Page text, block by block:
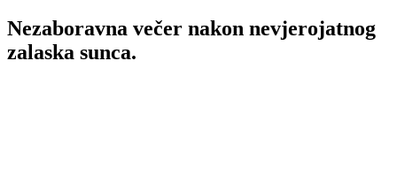
Nezaboravna večer nakon nevjerojatnog
zalaska sunca.